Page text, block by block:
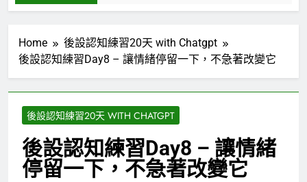
Home
後設認知練習20天 with Chatgpt
後設認知練習Day8 – 讓情緒停留一下，不急著改變它
後設認知練習20天 WITH CHATGPT
後設認知練習Day8 – 讓情緒
停留一下，不急著改變它